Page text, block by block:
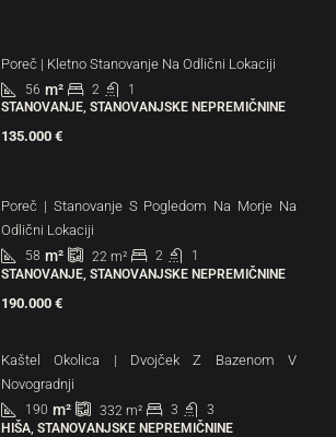
Poreč | Kletno Stanovanje Na Odlični Lokaciji
56 m² 2
1
STANOVANJE, STANOVANJSKE NEPREMIČNINE
135.000 €
Poreč | Stanovanje S Pogledom Na Morje Na
Odlični Lokaciji
58 m² 22 m² 2
1
STANOVANJE, STANOVANJSKE NEPREMIČNINE
190.000 €
Kaštel Okolica | Dvojček Z Bazenom V
Novogradnji
190 m² 332 m² 3
3
HIŠA, STANOVANJSKE NEPREMIČNINE